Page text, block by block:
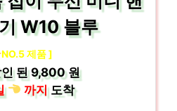
W10 블루
NO.5 제품 ]
된9,800 원
까지도착